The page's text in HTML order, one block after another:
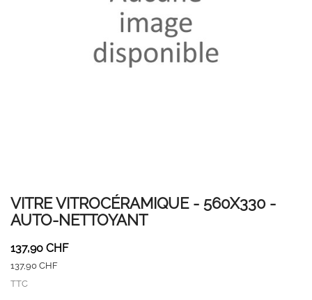
VITRE VITROCÉRAMIQUE - 560X330 -
AUTO-NETTOYANT
137,90 CHF
137,90 CHF
TTC